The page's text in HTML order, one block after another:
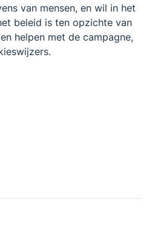
van mensen, en wil in het
beleid is ten opzichte van
helpen met de campagne,